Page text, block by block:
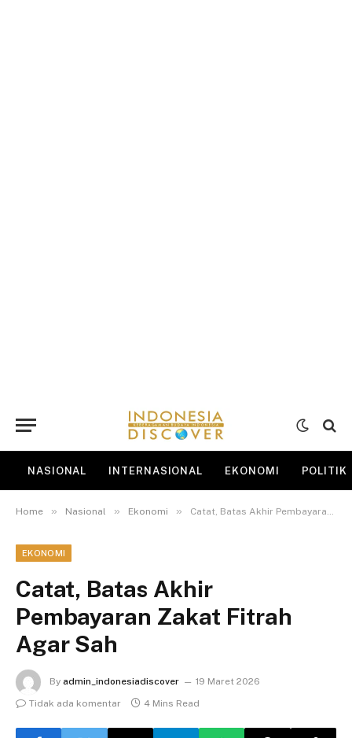
NASIONAL INTERNASIONAL EKONOMI POLITIK
Home » Nasional » Ekonomi » Catat, Batas Akhir Pembayaran Zakat Fitrah Agar Sah
EKONOMI
Catat, Batas Akhir
Pembayaran Zakat Fitrah
Agar Sah
By admin_indonesiadiscover
19 Maret 2026
Tidak ada komentar
4 Mins Read